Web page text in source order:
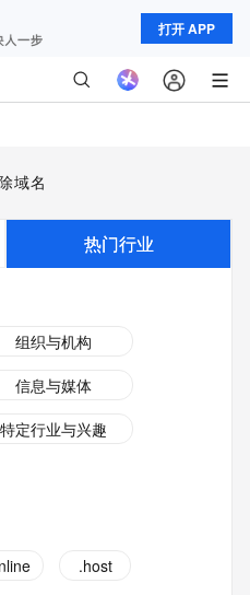
打开 APP
域名
热门行业
组织与机构
信息与媒体
特定行业与兴趣
.host